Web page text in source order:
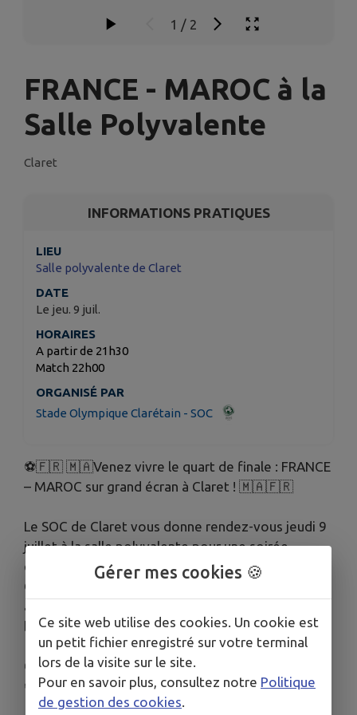
1 / 2
FRANCE - MAROC à la
Salle Polyvalente
Claret
INFORMATIONS PRATIQUES
LIEU
Salle polyvalente de Claret
DATE
Le jeu. 9 juil.
HORAIRES
A partir de 21h30
Match 22h00
ORGANISÉ PAR
Stade Olympique Clarétain - SOC
⚽🇫🇷 🇲🇦Venez vivre le quart de finale : FRANCE
– MAROC sur grand écran à Claret ! 🇲🇦🇫🇷
Le SOC de Claret vous donne rendez-vous jeudi 9
juillet à la salle polyvalente pour une soirée
exceptionnelle autour du quart de finale de la
Coupe du Monde entre la France et le Maroc. Une
affiche qui promet une ambiance incroyable et
beaucoup d'émotions !
🕤 Ouverture des portes : 21h30
⚽ Coup d'envoi : 22h00
Gérer mes cookies 🍪
Ce site web utilise des cookies. Un cookie est
un petit fichier enregistré sur votre terminal
lors de la visite sur le site.
Pour en savoir plus, consultez notre Politique
de gestion des cookies